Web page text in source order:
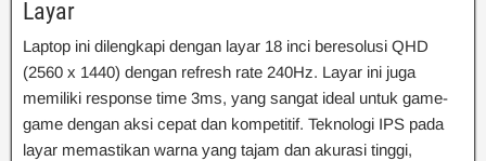
Layar
Laptop ini dilengkapi dengan layar 18 inci beresolusi QHD
(2560 x 1440) dengan refresh rate 240Hz. Layar ini juga
memiliki response time 3ms, yang sangat ideal untuk game-
game dengan aksi cepat dan kompetitif. Teknologi IPS pada
layar memastikan warna yang tajam dan akurasi tinggi,